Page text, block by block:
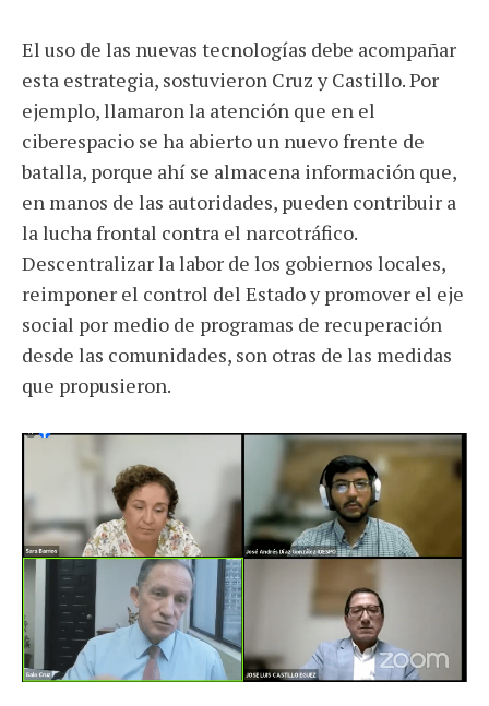
El uso de las nuevas tecnologías debe acompañar
esta estrategia, sostuvieron Cruz y Castillo. Por
ejemplo, llamaron la atención que en el
ciberespacio se ha abierto un nuevo frente de
batalla, porque ahí se almacena información que,
en manos de las autoridades, pueden contribuir a
la lucha frontal contra el narcotráfico.
Descentralizar la labor de los gobiernos locales,
reimponer el control del Estado y promover el eje
social por medio de programas de recuperación
desde las comunidades, son otras de las medidas
que propusieron.